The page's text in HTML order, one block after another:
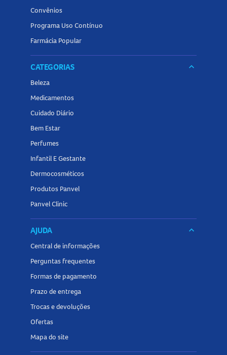
Convênios
Programa Uso Contínuo
Farmácia Popular
CATEGORIAS keyboard_arrow_down
Beleza
Medicamentos
Cuidado Diário
Bem Estar
Perfumes
Infantil E Gestante
Dermocosméticos
Produtos Panvel
Panvel Clinic
AJUDA keyboard_arrow_down
Central de informações
Perguntas frequentes
Formas de pagamento
Prazo de entrega
Trocas e devoluções
Ofertas
Mapa do site